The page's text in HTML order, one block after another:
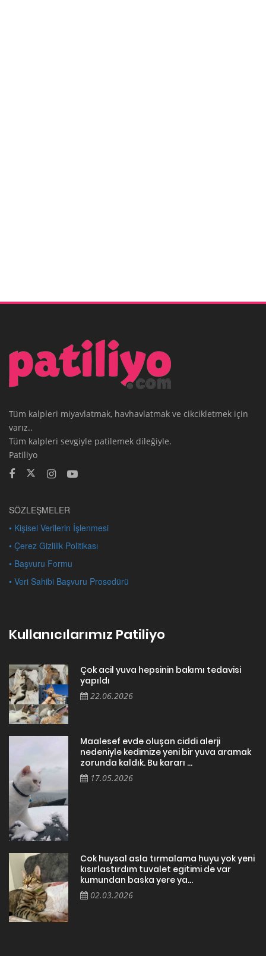
Tüm kalpleri miyavlatmak, havhavlatmak ve cikcikletmek için
varız..
Tüm kalpleri sevgiyle patilemek dileğiyle.
Patiliyo
SÖZLEŞMELER
• Kişisel Verilerin İşlenmesi
• Çerez Gizlilik Politikası
• Başvuru Formu
• Veri Sahibi Başvuru Prosedürü
Kullanıcılarımız Patiliyo
Çok acil yuva hepsinin bakımı tedavisi
yapıldı
22.06.2026
Maalesef evde oluşan ciddi alerji
nedeniyle kedimize yeni bir yuva aramak
zorunda kaldık. Bu kararı ...
17.05.2026
Cok huysal asla tırmalama huyu yok yeni
kısırlastırdım tuvalet egitimi de var
kumundan baska yere ya...
02.03.2026